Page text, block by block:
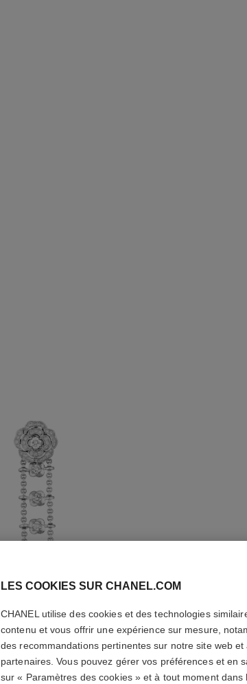
LES COOKIES SUR CHANEL.COM
CHANEL utilise des cookies et des technologies
contenu et vous offrir une expérience sur mesure,
des recommandations pertinentes sur notre site web
partenaires. Vous pouvez gérer vos préférences et en
sur « Paramètres des cookies » et à tout moment dans